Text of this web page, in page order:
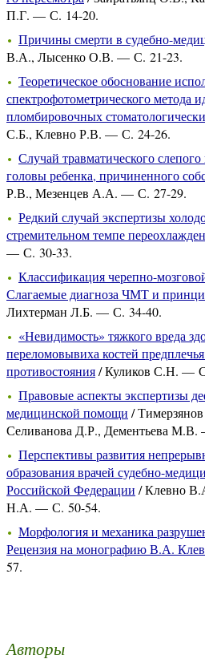
П.Г. — С. 14-20.
Причины смерти в судебно-
В.А., Лысенко О.В. — С. 21-23.
Теоретическое обоснование
спектрофотометрического метода
пломбировочных
С.Б., Клевно Р.В. — С. 24-26.
Случай травматического
головы ребенка, причиненного
Р.В., Мезенцев А.А. — С. 27-29.
Редкий случай экспертизы
стремительном темпе
— С. 30-33.
Классификация черепно-
Слагаемые диагноза ЧМТ и
Лихтерман Л.Б. — С. 34-40.
«Невидимость» тяжкого вреда
переломовывиха костей
противостояния/ Куликов С.Н. —
Правовые аспекты экспертизы
медицинской помощи /
Селиванова Д.Р., Дементьева
Перспективы развития
образования врачей судебно-
Российской Федерации / Клевно
Н.А. — С. 50-54.
Морфология и механика
Рецензия на монографию В.А.
57.
Авторы